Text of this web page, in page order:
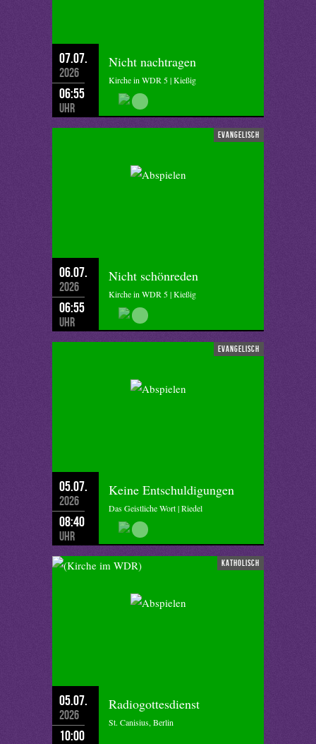
07.07.
2026
06:55
Uhr
Nicht nachtragen
Kirche in WDR 5 | Kießig
evangelisch
06.07.
2026
06:55
Uhr
Nicht schönreden
Kirche in WDR 5 | Kießig
evangelisch
05.07.
2026
08:40
Uhr
Keine Entschuldigungen
Das Geistliche Wort | Riedel
katholisch
05.07.
2026
10:00
Radiogottesdienst
St. Canisius, Berlin